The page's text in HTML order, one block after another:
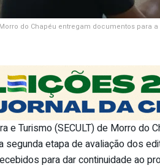
do Chapéu entregam documentos para
e Turismo (SECULT) de Morro do
segunda etapa de avaliação dos
para dar continuidade ao